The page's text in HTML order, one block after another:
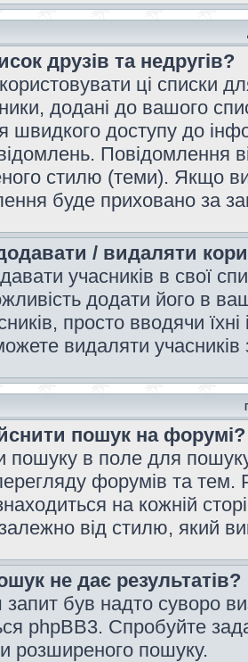
друзів та недругів?
ці списки
додані до вашого
швидкого доступу до
Повідомлення
стилю (теми). Якщо
буде приховано за
/ видаляти
учасників в свої
додати його в
просто вводячи
видаляти учасників
пошук на форумі?
пошуку в поле для
форумів та
на кожній
залежно від стилю, який
не дає результатів?
був надто суворо
phpBB3. Спробуйте
розширеного пошуку.